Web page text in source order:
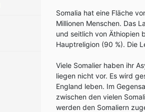
Somalia hat eine Fläche
Millionen Menschen. Das
und seitlich von Äthiopien
Hauptreligion (90 %). Die
Viele Somalier haben ihr
liegen nicht vor. Es wird
England leben. Im
zwischen den vielen
werden den Somaliern